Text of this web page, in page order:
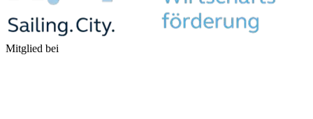
Mitglied bei